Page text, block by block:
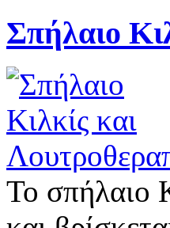
Σπήλαιο
Το σπήλαιο